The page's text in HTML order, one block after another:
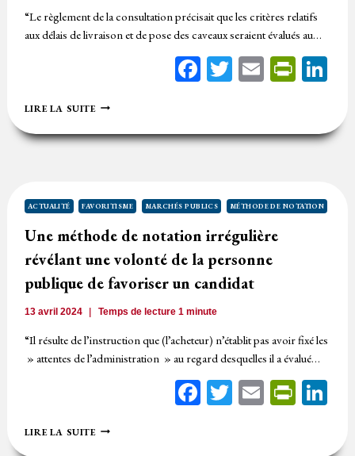
“Le règlement de la consultation précisait que les critères relatifs
aux délais de livraison et de pose des caveaux seraient évalués au…
Facebook
Twitter
Email
LIRE LA SUITERÉGULARITÉ
LA
NOTE
LE
DU
POUR
UNE
OFFRE
ACTUALITÉ FAVORITISME MARCHÉS PUBLICS MÉTHODE DE NOTATION
Une méthode de notation irrégulière
révélant une volonté de la personne
publique de favoriser un candidat
13 avril 2024 Temps de lecture1 minute
“Il résulte de l’instruction que (l’acheteur) n’établit pas avoir fixé les
» attentes de l’administration » au regard desquelles il a évalué…
Facebook
Twitter
Email
LIRE LA SUITEUNE